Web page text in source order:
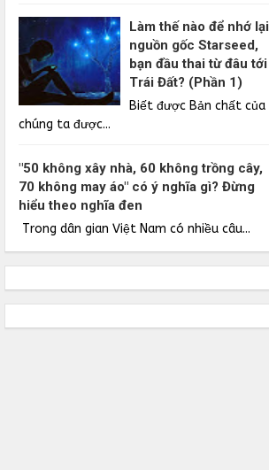
Làm thế nào để nhớ lại
nguồn gốc Starseed,
bạn đầu thai từ đâu tới
Trái Đất? (Phần 1)
Biết được Bản chất của
chúng ta được...
"50 không xây nhà, 60 không trồng cây,
70 không may áo" có ý nghĩa gì? Đừng
hiểu theo nghĩa đen
Trong dân gian Việt Nam có nhiều câu...